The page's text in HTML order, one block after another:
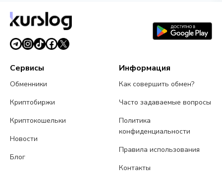
Сервисы
Обменники
Криптобиржи
Криптокошельки
Новости
Блог
Информация
Как совершить обмен?
Часто задаваемые вопросы
Политика
конфиденциальности
Правила использования
Контакты